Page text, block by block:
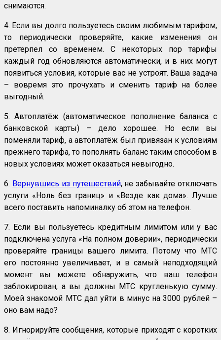
снимаются.
4. Если вы долго пользуетесь своим любимым тарифом,
то периодически проверяйте, какие изменения он
претерпел со временем. С некоторых пор тарифы
каждый год обновляются автоматически, и в них могут
появиться условия, которые вас не устроят. Ваша задача
– вовремя это прочухать и сменить тариф на более
выгодный.
5. Автоплатёж (автоматическое пополнение баланса с
банковской карты) – дело хорошее. Но если вы
поменяли тариф, а автоплатёж был привязан к условиям
прежнего тарифа, то пополнять баланс таким способом в
новых условиях может оказаться невыгодно.
6. Вернувшись из путешествий, не забывайте отключать
услуги «Ноль без границ» и «Везде как дома». Лучше
всего поставить напоминалку об этом на телефон.
7. Если вы пользуетесь кредитным лимитом или у вас
подключена услуга «На полном доверии», периодически
проверяйте границы вашего лимита. Потому что МТС
его постоянно увеличивает, и в самый неподходящий
момент вы можете обнаружить, что ваш телефон
заблокирован, а вы должны МТС кругленькую сумму.
Моей знакомой МТС дал уйти в минус на 3000 рублей –
оно вам надо?
8. Игнорируйте сообщения, которые приходят с коротких